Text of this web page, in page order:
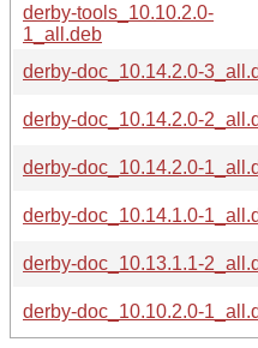
derby-tools_10.10.2.0-
1_all.deb
derby-doc_10.14.2.0-
derby-doc_10.14.2.0-
derby-doc_10.14.2.0-
derby-doc_10.14.1.0-
derby-doc_10.13.1.1-
derby-doc_10.10.2.0-